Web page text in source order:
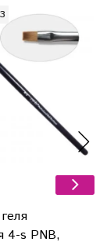
4-s PNB,